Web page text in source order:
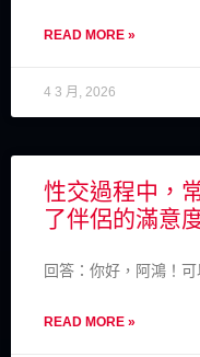
READ MORE »
4 3 月, 2026
性交過程中，
了伴侶的滿意
回答：你好，阿鴻！
READ MORE »